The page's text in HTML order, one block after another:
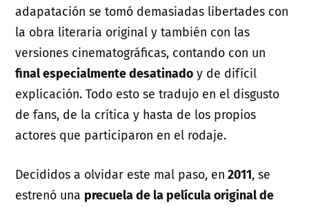
adapatación se tomó demasiadas libertades con
la obra literaria original y también con las
versiones cinematográficas, contando con un
final especialmente desatinado y de difícil
explicación. Todo esto se tradujo en el disgusto
de fans, de la crítica y hasta de los propios
actores que participaron en el rodaje.
Decididos a olvidar este mal paso, en 2011, se
estrenó una precuela de la película original de